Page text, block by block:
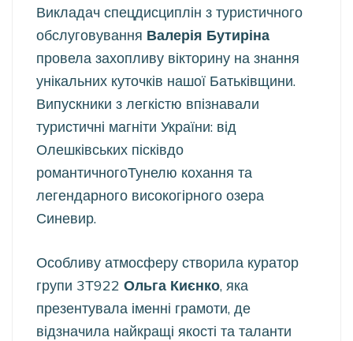
Викладач спецдисциплін з туристичного
обслуговування Валерія Бутиріна
провела захопливу вікторину на знання
унікальних куточків нашої Батьківщини.
Випускники з легкістю впізнавали
туристичні магніти України: від
Олешківських пісківдо
романтичногоТунелю кохання та
легендарного високогірного озера
Синевир.
Особливу атмосферу створила куратор
групи 3Т922 Ольга Києнко, яка
презентувала іменні грамоти, де
відзначила найкращі якості та таланти